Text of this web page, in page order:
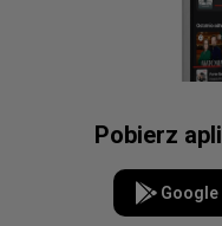
Pobierz
Google